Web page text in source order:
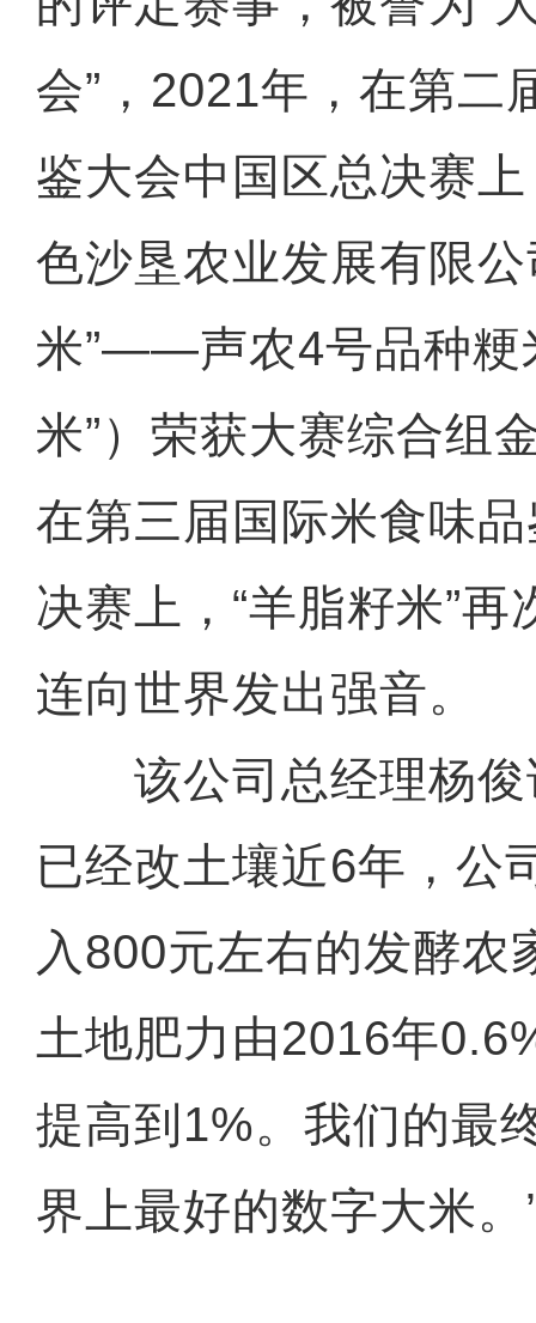
会”，2021年，在第二
鉴大会中国区总决赛
色沙垦农业发展有限
米”——声农4号品种粳
米”）荣获大赛综合组
在第三届国际米食味
决赛上，“羊脂籽米”
连向世界发出强音。
该公司总经理杨俊
已经改土壤近6年，公
入800元左右的发酵农
土地肥力由2016年
提高到1%。我们的最
界上最好的数字大米。
玛纳斯县举办第二届风